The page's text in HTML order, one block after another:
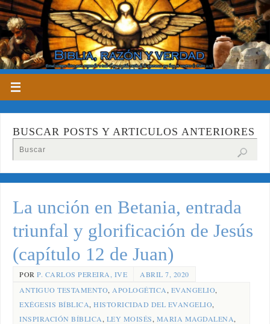
BUSCAR POSTS Y ARTICULOS ANTERIORES
La unción en Betania, entrada
triunfal y glorificación de Jesús
(capítulo 12 de Juan)
PORP. CARLOS PEREIRA, IVE
ABRIL 7, 2020
ANTIGUO TESTAMENTO, APOLOGÉTICA, EVANGELIO,
EXÉGESIS BÍBLICA,HISTORICIDAD DEL EVANGELIO,
INSPIRACIÓN BÍBLICA, LEY MOISÉS, MARIA MAGDALENA,